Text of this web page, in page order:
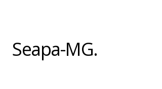
Seapa-MG.